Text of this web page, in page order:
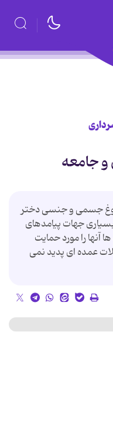
و جامعه
جسمى و جنسى دختر
جهات پیامدهاى
آنها را مورد حمایت
عمده اى پدید نمى